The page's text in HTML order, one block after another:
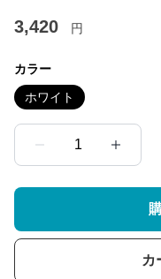
3,420 円
カラー
ホワイト
1
カ